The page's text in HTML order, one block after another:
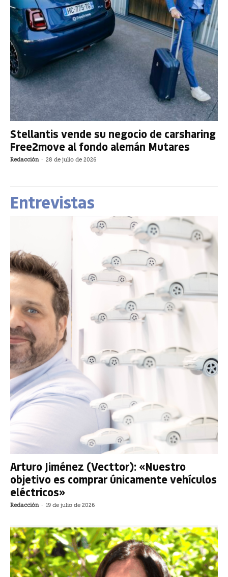
Stellantis vende su negocio de carsharing
Free2move al fondo alemán Mutares
Redacción - 28 de julio de 2026
Entrevistas
Arturo Jiménez (Vecttor): «Nuestro
objetivo es comprar únicamente vehículos
eléctricos»
Redacción - 19 de julio de 2026